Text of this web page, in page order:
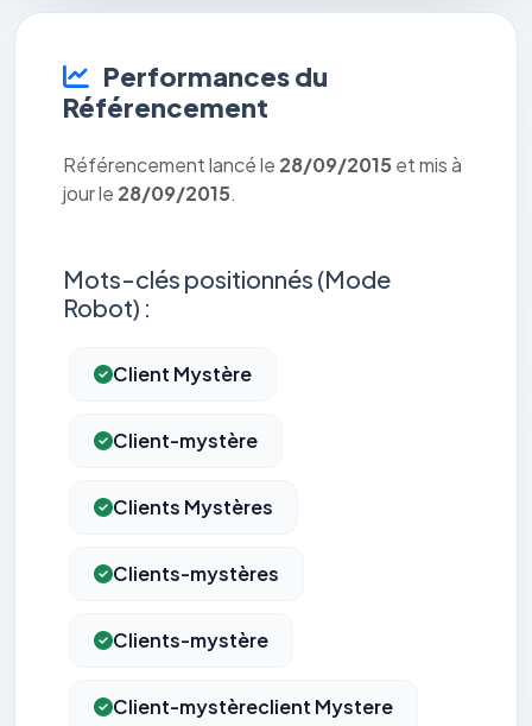
Performances du
Référencement
Référencement lancé le 28/09/2015 et mis à
jour le 28/09/2015.
Mots-clés positionnés (Mode
Robot) :
Client Mystère
Client-mystère
Clients Mystères
Clients-mystères
Clients-mystère
Client-mystèreclient Mystere